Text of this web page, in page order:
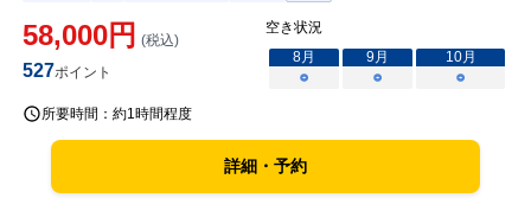
58,000円 (税込)
527ポイント
空き状況
8月 9月 10月
○
○ ○
所要時間： 約1時間程度
詳細・予約